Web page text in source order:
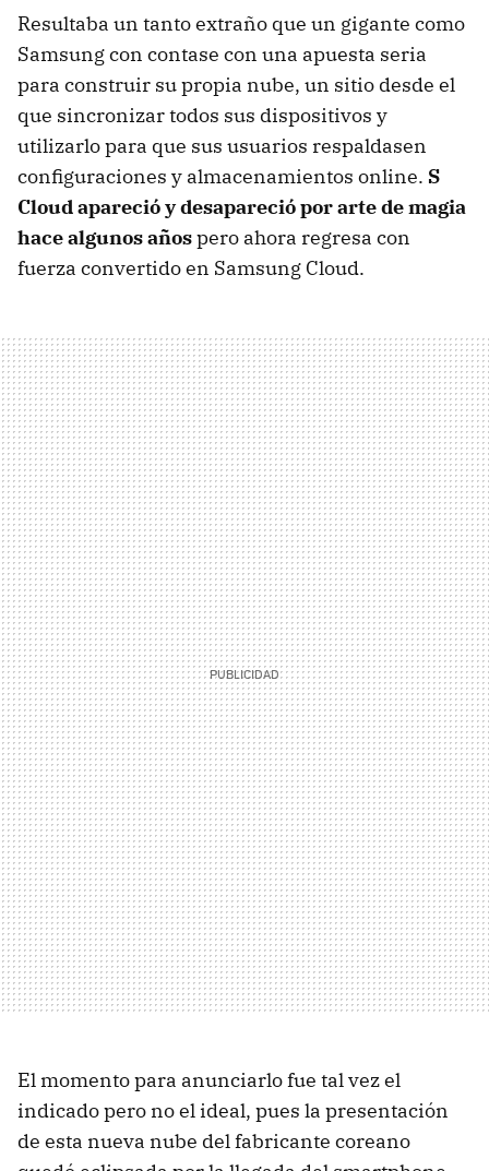
Resultaba un tanto extraño que un gigante como
Samsung con contase con una apuesta seria
para construir su propia nube, un sitio desde el
que sincronizar todos sus dispositivos y
utilizarlo para que sus usuarios respaldasen
configuraciones y almacenamientos online. S
Cloud apareció y desapareció por arte de magia
hace algunos añospero ahora regresa con
fuerza convertido en Samsung Cloud.
El momento para anunciarlo fue tal vez el
indicado pero no el ideal, pues la presentación
de esta nueva nube del fabricante coreano